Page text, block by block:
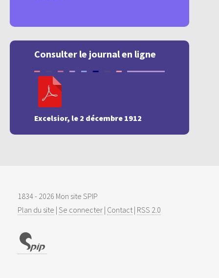
Consulter le journal en ligne
Excelsior, le 2 décembre 1912
1834 - 2026 Mon site SPIP
Plan du site | Se connecter | Contact | RSS 2.0